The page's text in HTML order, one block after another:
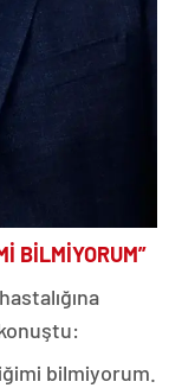
BİLMİYORUM”
bilmiyorum.